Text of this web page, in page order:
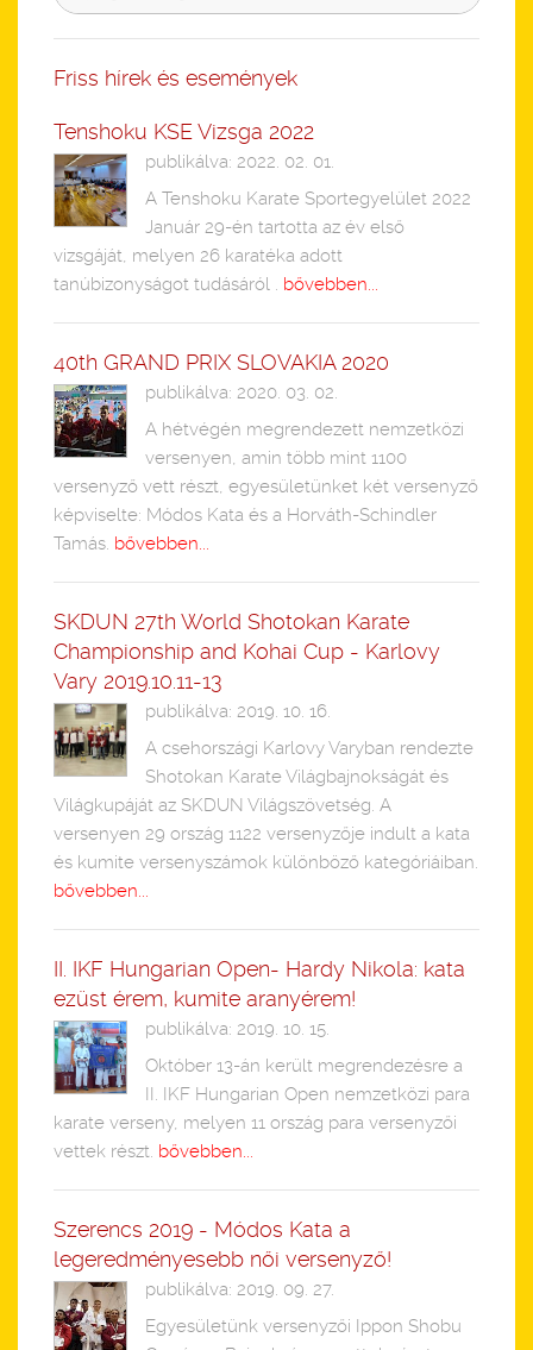
Friss hírek és események
Tenshoku KSE Vizsga 2022
publikálva: 2022. 02. 01.
A Tenshoku Karate Sportegyelület 2022
Január 29-én tartotta az év első
vizsgáját, melyen 26 karatéka adott
tanúbizonyságot tudásáról . bővebben...
40th GRAND PRIX SLOVAKIA 2020
publikálva: 2020. 03. 02.
A hétvégén megrendezett nemzetközi
versenyen, amin több mint 1100
versenyző vett részt, egyesületünket két versenyző
képviselte: Módos Kata és a Horváth-Schindler
Tamás. bővebben...
SKDUN 27th World Shotokan Karate
Championship and Kohai Cup - Karlovy
Vary 2019.10.11-13
publikálva: 2019. 10. 16.
A csehországi Karlovy Varyban rendezte
Shotokan Karate Világbajnokságát és
Világkupáját az SKDUN Világszövetség. A
versenyen 29 ország 1122 versenyzője indult a kata
és kumite versenyszámok különböző kategóriáiban.
bővebben...
II. IKF Hungarian Open- Hardy Nikola: kata
ezüst érem, kumite aranyérem!
publikálva: 2019. 10. 15.
Október 13-án került megrendezésre a
II. IKF Hungarian Open nemzetközi para
karate verseny, melyen 11 ország para versenyzői
vettek részt. bővebben...
Szerencs 2019 - Módos Kata a
legeredményesebb női versenyző!
publikálva: 2019. 09. 27.
Egyesületünk versenyzői Ippon Shobu